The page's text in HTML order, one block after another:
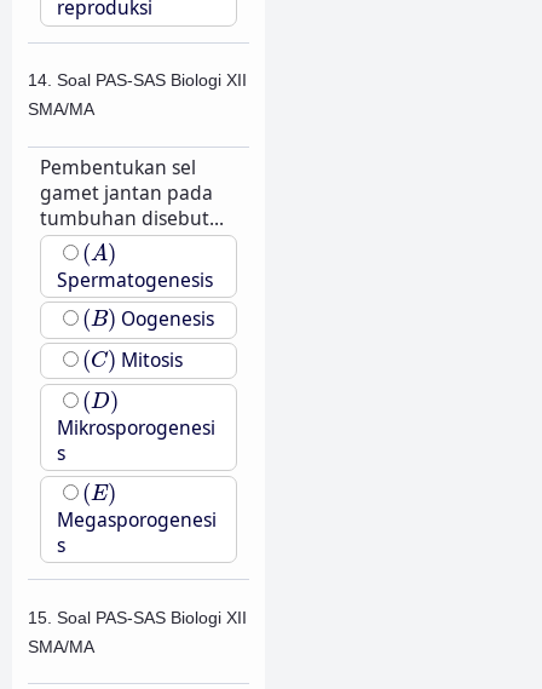
reproduksi
14. Soal PAS-SAS Biologi XII
SMA/MA
Pembentukan sel
gamet jantan pada
tumbuhan disebut...
(A)
(A)
Spermatogenesis
(B)
(B) Oogenesis
(C)
(C) Mitosis
(D)
(D)
Mikrosporogenesi
s
(E)
(E)
Megasporogenesi
s
15. Soal PAS-SAS Biologi XII
SMA/MA